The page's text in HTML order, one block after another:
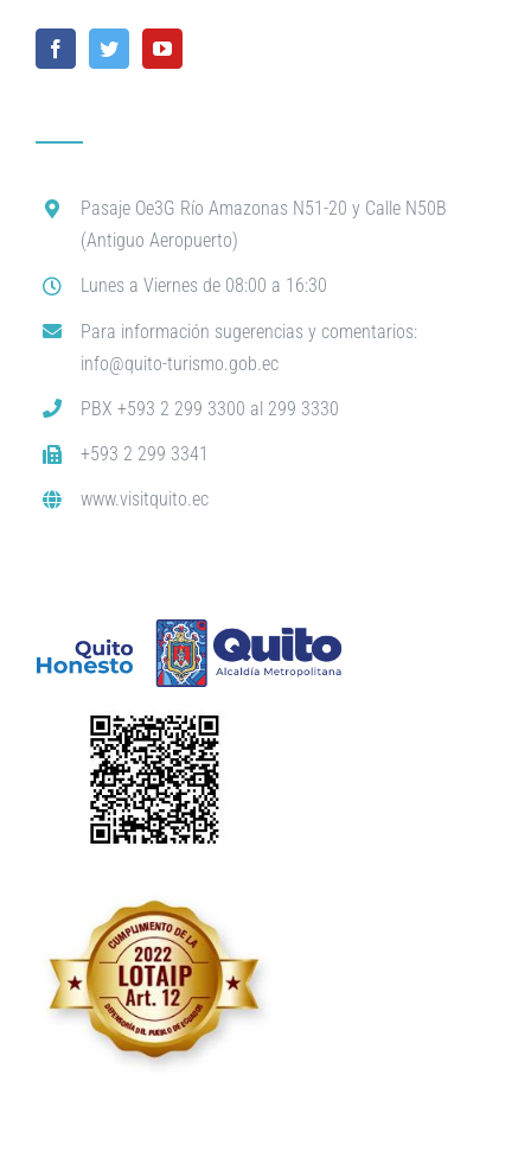
Pasaje Oe3G Río Amazonas N51-20 y Calle N50B
(Antiguo Aeropuerto)
Lunes a Viernes de 08:00 a 16:30
Para información sugerencias y comentarios:
info@quito-turismo.gob.ec
PBX +593 2 299 3300 al 299 3330
+593 2 299 3341
www.visitquito.ec